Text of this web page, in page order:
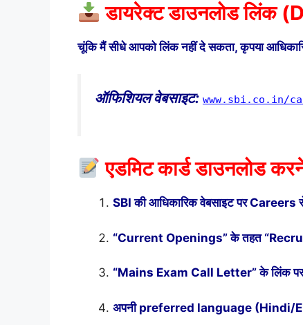
डायरेक्ट डाउनलोड
चूंकि मैं सीधे आपको लिंक नहीं दे सकता, कृपया
ऑफिशियल वेबसाइट: www.sbi.co.in/
एडमिट कार्ड डाउनलोड
SBI की आधिकारिक वेबसाइट पर Careers
“Current Openings” के तहत
“Mains Exam Call Letter” के लिंक
अपनी preferred language (Hindi/